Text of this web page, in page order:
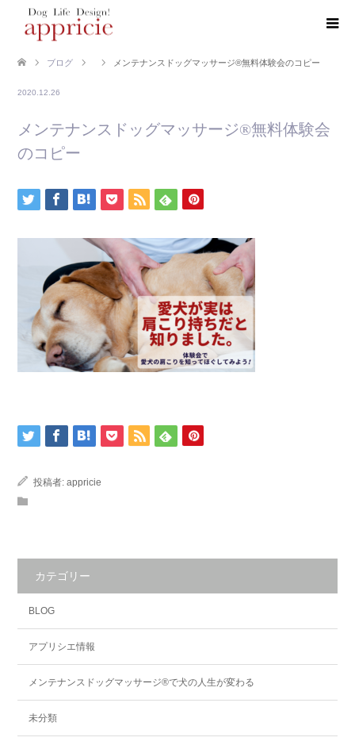
ブログ メンテナンスドッグマッサージ®️無料体験会のコピー
2020.12.26
メンテナンスドッグマッサージ®️無料体験会
のコピー
投稿者: appricie
カテゴリー
BLOG
アプリシエ情報
メンテナンスドッグマッサージ®で犬の人生が変わる
未分類